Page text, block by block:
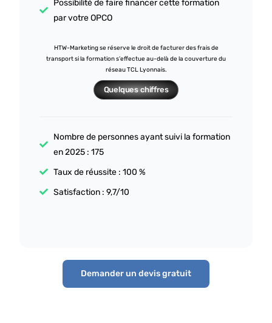
Possibilité de faire financer cette formation
par votre OPCO
HTW-Marketing se réserve le droit de facturer des frais de
transport si la formation s’effectue au-delà de la couverture du
réseau TCL Lyonnais.
Quelques chiffres
Nombre de personnes ayant suivi la formation
en 2025 : 175
Taux de réussite : 100 %
Satisfaction : 9,7/10
Demander un devis gratuit